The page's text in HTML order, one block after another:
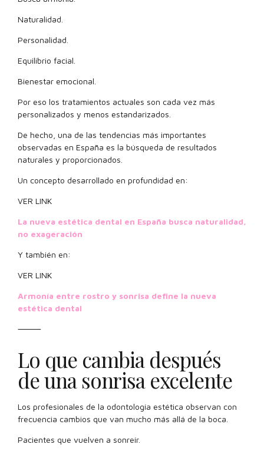
Naturalidad.
Personalidad.
Equilibrio facial.
Bienestar emocional.
Por eso los tratamientos actuales son cada vez más
personalizados y menos estandarizados.
De hecho, una de las tendencias más importantes
observadas en España es la búsqueda de resultados
naturales y proporcionados.
Un concepto desarrollado en profundidad en:
VER LINK
La nueva estética dental en España busca naturalidad,
no exageración
Y también en:
VER LINK
Armonía entre rostro y sonrisa define la nueva
estética dental
⸻
Lo que cambia después
de una sonrisa excelente
Los profesionales de la odontología estética observan con
frecuencia cambios que van mucho más allá de la boca.
Pacientes que vuelven a sonreír.